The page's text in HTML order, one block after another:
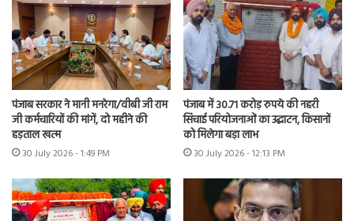
पंजाब सरकार ने मानी मनरेगा/वीबी जी राम
जी कर्मचारियों की मांगें, दो महीने की
हड़ताल खत्म
30 July 2026 - 1:49 PM
पंजाब में 30.71 करोड़ रुपये की नहरी
सिंचाई परियोजनाओं का उद्घाटन, किसानों
को मिलेगा बड़ा लाभ
30 July 2026 - 12:13 PM